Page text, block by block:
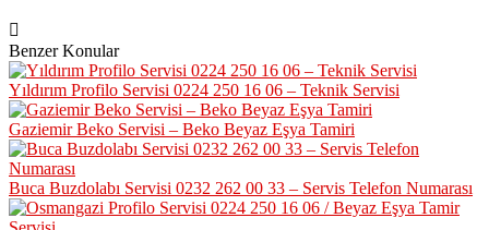
Benzer Konular
Yıldırım Profilo Servisi 0224 250 16 06 – Teknik Servisi
Gaziemir Beko Servisi – Beko Beyaz Eşya Tamiri
Buca Buzdolabı Servisi 0232 262 00 33 – Servis Telefon Numarası